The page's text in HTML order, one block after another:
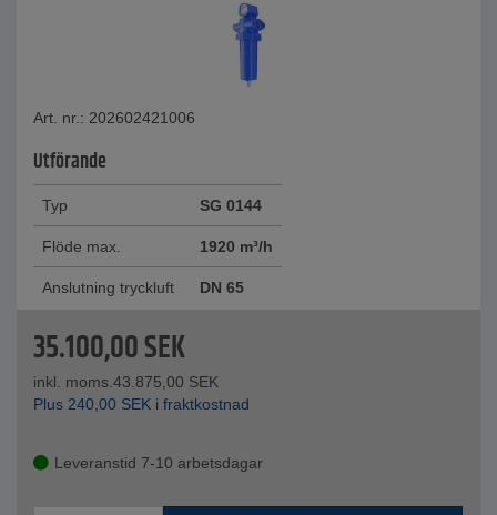
Art. nr.: 202602421006
Utförande
Typ SG 0144
Flöde max. 1920 m³/h
Anslutning tryckluft DN 65
35.100,00SEK
inkl. moms.43.875,00 SEK
Plus 240,00 SEK i fraktkostnad
Leveranstid 7-10 arbetsdagar